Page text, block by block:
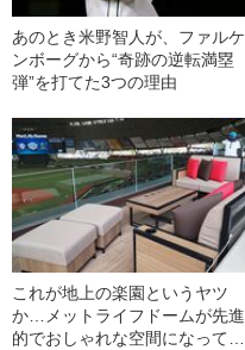
あのとき米野智人が、ファルケ
ンボーグから“奇跡の逆転満塁
弾”を打てた3つの理由
これが地上の楽園というヤツ
か…メットライフドームが先進
的でおしゃれな空間になってい